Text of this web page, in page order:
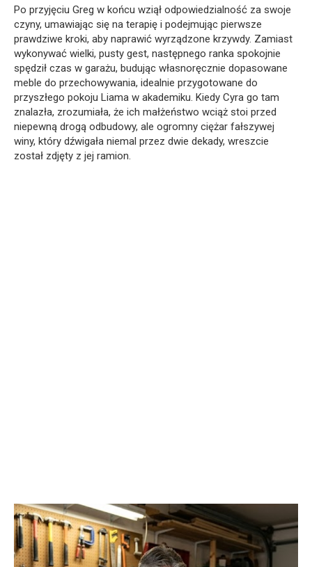
Po przyjęciu Greg w końcu wziął odpowiedzialność za swoje
czyny, umawiając się na terapię i podejmując pierwsze
prawdziwe kroki, aby naprawić wyrządzone krzywdy. Zamiast
wykonywać wielki, pusty gest, następnego ranka spokojnie
spędził czas w garażu, budując własnoręcznie dopasowane
meble do przechowywania, idealnie przygotowane do
przyszłego pokoju Liama w akademiku. Kiedy Cyra go tam
znalazła, zrozumiała, że ich małżeństwo wciąż stoi przed
niepewną drogą odbudowy, ale ogromny ciężar fałszywej
winy, który dźwigała niemal przez dwie dekady, wreszcie
został zdjęty z jej ramion.